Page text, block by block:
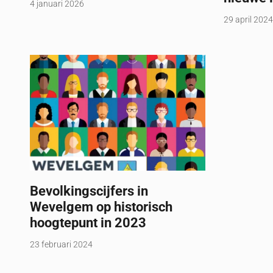
4 januari 2026
29 april 2024
Bevolkingscijfers in
Wevelgem op historisch
hoogtepunt in 2023
23 februari 2024